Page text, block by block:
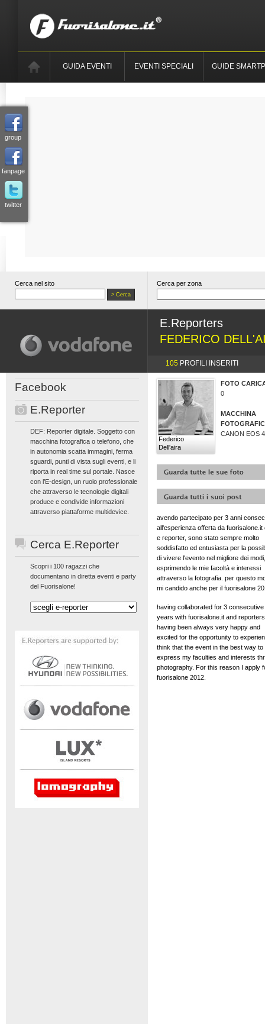
group
fanpage
twitter
GUIDA EVENTI EVENTI SPECIALI GUIDE
Cerca nel sito Cerca per zona
E.Reporters
FEDERICO
105 PROFILI INSERITI
Facebook
E.Reporter
DEF: Reporter digitale. Soggetto con
macchina fotografica o telefono, che
in autonomia scatta immagini, ferma
sguardi, punti di vista sugli eventi, e li
riporta in real time sul portale. Nasce
con l’E-design, un ruolo professionale
che attraverso le tecnologie digitali
produce e condivide informazioni
attraverso piattaforme multidevice.
Cerca E.Reporter
Scopri i 100 ragazzi che
documentano in diretta eventi e party
del Fuorisalone!
Federico
Dell'aira
FOTO
0
MACCHINA
CANON EOS
avendo partecipato per 3 anni
all'esperienza offerta da fuorisalone.it
e reporter, sono stato sempre molto
soddisfatto ed entusiasta per la
di vivere l'evento nel migliore dei modi,
esprimendo le mie facoltà e interessi
attraverso la fotografia. per questo
mi candido anche per il fuorisalone
having collaborated for 3 consecutive
years with fuorisalone.it and
having been always very happy and
excited for the opportunity to
think that the event in the best way to
express my faculties and interests
photography. For this reason I apply
fuorisalone 2012.